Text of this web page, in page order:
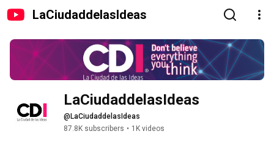
LaCiudaddelasIdeas
LaCiudaddelasIdeas
@LaCiudaddelasIdeas
87.8K subscribers • 1K videos